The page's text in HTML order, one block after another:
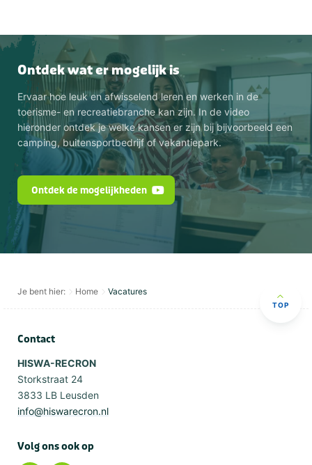
Ontdek wat er mogelijk is
Ervaar hoe leuk en afwisselend leren en werken in de
toerisme- en recreatiebranche kan zijn. In de video
hieronder ontdek je welke kansen er zijn bij bijvoorbeeld een
camping, buitensportbedrijf of vakantiepark.
Ontdek de mogelijkheden
Je bent hier: Home Vacatures
TOP
Contact
HISWA-RECRON
Storkstraat 24
3833 LB Leusden
info@hiswarecron.nl
Volg ons ook op